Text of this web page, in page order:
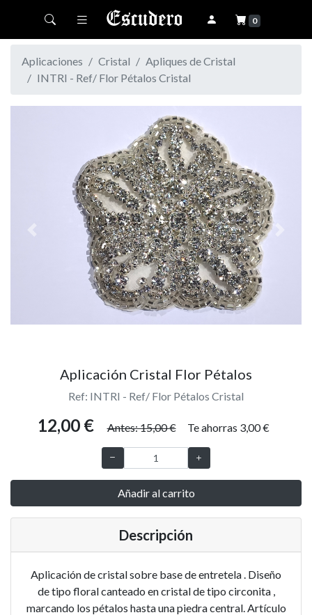
Toggle navigation 0
Aplicaciones Cristal
Apliques de Cristal
INTRI - Ref/ Flor Pétalos Cristal
Aplicación Cristal Flor Pétalos
Ref: INTRI - Ref/ Flor Pétalos Cristal
12,00 € Antes: 15,00 € Te ahorras 3,00 €
Añadir al carrito
Descripción
Aplicación de cristal sobre base de entretela . Diseño
de tipo floral canteado en cristal de tipo circonita ,
marcando los pétalos hasta una piedra central. Artículo